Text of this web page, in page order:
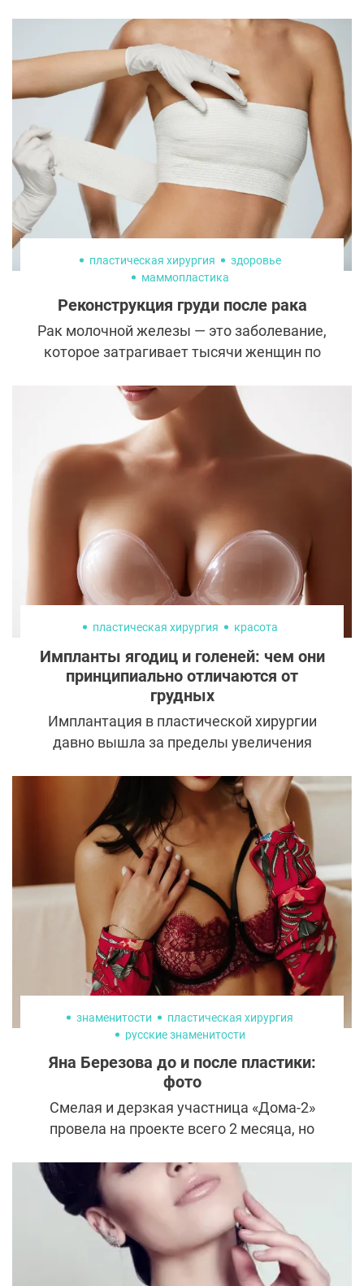
пластическая хирургия
здоровье
маммопластика
Реконструкция груди после рака
Рак молочной железы — это заболевание,
которое затрагивает тысячи женщин по
женщины, пережившие эту тяжелую
болезнь, стремятся вернуть себе красоту и
уверенность. Одним из важнейших шагов
на пути восстановления для большинства
женщин становится реконструкция груди
после мастэктомии. В последние годы
разработаны новые методики, которые
позволяют восстановить естественный
вид груди, не только улучшая внешний
вид, но и значительно ускоряя
восстановление после операции.
пластическая хирургия красота
Импланты ягодиц и голеней: чем они
принципиально отличаются от
грудных
Имплантация в пластической хирургии
давно вышла за пределы увеличения
импланты в ягодицы, голени, подбородок,
челюсть. При этом многие воспринимают
все импланты как единый класс изделий.
На практике между ними существуют
принципиальные различия, которые
касаются конструкции, показаний, рисков
и особенностей реабилитации.
знаменитости
пластическая хирургия
русские знаменитости
Яна Березова до и после пластики:
фото
Смелая и дерзкая участница «Дома-2»
провела на проекте всего 2 месяца, но
популярность связана с яркой
внешностью: Яну часто сравнивают с
популярной моделью Ириной Шейк.
Правда, в естественном происхождении
такой красоты многие поклонники
сомневаются. Так была ли пластика у Яны